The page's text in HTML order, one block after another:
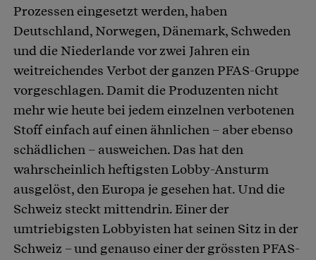
Prozessen eingesetzt werden, haben
Deutschland, Norwegen, Dänemark, Schweden
und die Niederlande vor zwei Jahren ein
weitreichendes Verbot der ganzen PFAS-Gruppe
vorgeschlagen. Damit die Produzenten nicht
mehr wie heute bei jedem einzelnen verbotenen
Stoff einfach auf einen ähnlichen – aber ebenso
schädlichen – ausweichen. Das hat den
wahrscheinlich heftigsten Lobby-Ansturm
ausgelöst, den Europa je gesehen hat. Und die
Schweiz steckt mittendrin. Einer der
umtriebigsten Lobbyisten hat seinen Sitz in der
Schweiz – und genauso einer der grössten PFAS-